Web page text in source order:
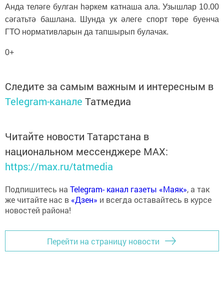
Анда теләге булган һәркем катнаша ала. Узышлар 10.00
сәгатьтә башлана. Шунда ук әлеге спорт төре буенча
ГТО нормативларын да тапшырып булачак.
0+
Следите за самым важным и интересным в
Telegram-канале Татмедиа
Читайте новости Татарстана в
национальном мессенджере MАХ:
https://max.ru/tatmedia
Подпишитесь на Telegram- канал газеты «Маяк», а так
же читайте нас в «Дзен» и всегда оставайтесь в курсе
новостей района!
Перейти на страницу новости